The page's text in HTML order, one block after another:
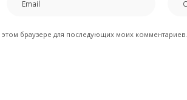
браузере для последующих моих комментариев.